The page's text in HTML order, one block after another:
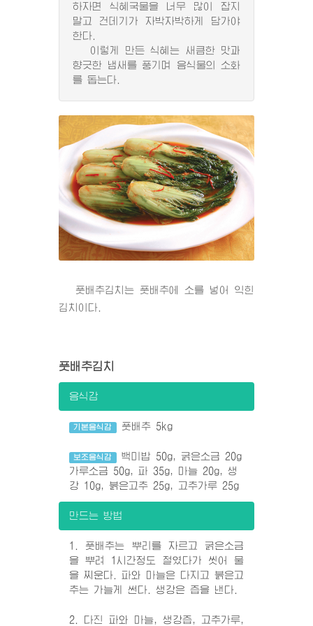
하자면 식혜국물을 너무 많이 잡지
말고 건데기가 자박자박하게 담가야
한다.
이렇게 만든 식혜는 새큼한 맛과
향긋한 냄새를 풍기며 음식물의 소화
를 돕는다.
풋배추김치는 풋배추에 소를 넣어 익힌
김치이다.
풋배추김치
음식감
기본음식감 풋배추 5kg
보조음식감
백미밥 50g, 굵은소금 20g
가루소금 50g, 파 35g, 마늘 20g, 생
강 10g, 붉은고추 25g, 고추가루 25g
만드는 방법
1. 풋배추는 뿌리를 자르고 굵은소금
을 뿌려 1시간정도 절였다가 씻어 물
을 찌운다. 파와 마늘은 다지고 붉은고
추는 가늘게 썬다. 생강은 즙을 낸다.
2. 다진 파와 마늘, 생강즙, 고추가루,